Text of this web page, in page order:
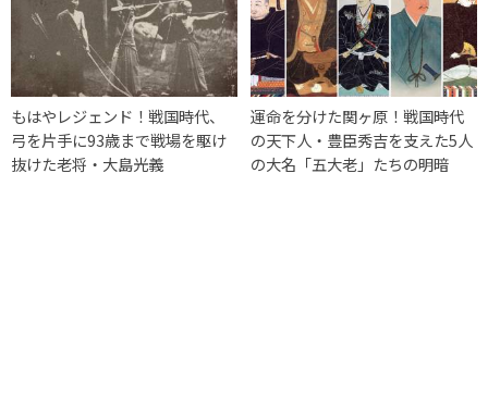
もはやレジェンド！戦国時代、
弓を片手に93歳まで戦場を駆け
抜けた老将・大島光義
運命を分けた関ヶ原！戦国時代
の天下人・豊臣秀吉を支えた5人
の大名「五大老」たちの明暗